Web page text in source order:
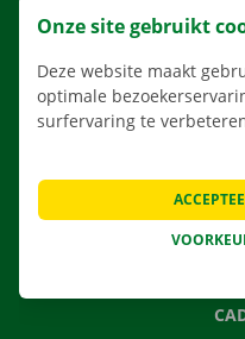
Onze site gebruikt
Deze website maakt
optimale
surfervaring te